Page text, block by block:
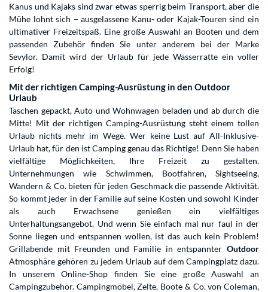
Kanus und Kajaks sind zwar etwas sperrig beim Transport, aber die
Mühe lohnt sich – ausgelassene Kanu- oder Kajak-Touren sind ein
ultimativer Freizeitspaß. Eine große Auswahl an Booten und dem
passenden Zubehör finden Sie unter anderem bei der Marke
Sevylor. Damit wird der Urlaub für jede Wasserratte ein voller
Erfolg!
Mit der richtigen Camping-Ausrüstung in den Outdoor
Urlaub
Taschen gepackt, Auto und Wohnwagen beladen und ab durch die
Mitte! Mit der richtigen Camping-Ausrüstung steht einem tollen
Urlaub nichts mehr im Wege. Wer keine Lust auf All-Inklusive-
Urlaub hat, für den ist Camping genau das Richtige! Denn Sie haben
vielfältige Möglichkeiten, Ihre Freizeit zu gestalten.
Unternehmungen wie Schwimmen, Bootfahren, Sightseeing,
Wandern & Co. bieten für jeden Geschmack die passende Aktivität.
So kommt jeder in der Familie auf seine Kosten und sowohl Kinder
als auch Erwachsene genießen ein vielfältiges
Unterhaltungsangebot. Und wenn Sie einfach mal nur faul in der
Sonne liegen und entspannen wollen, ist das auch kein Problem!
Grillabende mit Freunden und Familie in entspannter Outdoor
Atmosphäre gehören zu jedem Urlaub auf dem Campingplatz dazu.
In unserem Online-Shop finden Sie eine große Auswahl an
Campingzubehör. Campingmöbel, Zelte, Boote & Co. von Coleman,